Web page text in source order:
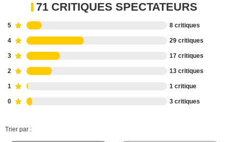
71 CRITIQUES SPECTATEURS
5 8 critiques
4 29 critiques
3 17 critiques
2 13 critiques
1 1 critique
0 3 critiques
Trier par :